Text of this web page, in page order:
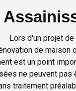
Lors d'un projet
de maison
est un point
ne peuvent
traitement